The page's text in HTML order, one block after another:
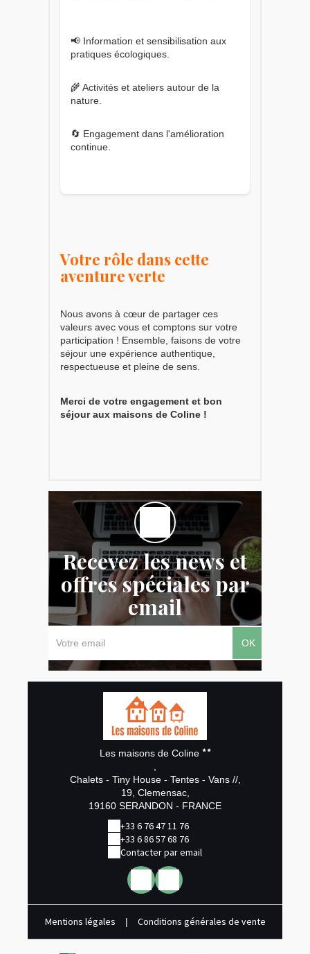
📢 Information et sensibilisation aux
pratiques écologiques.
🌾 Activités et ateliers autour de la
nature.
🔄 Engagement dans l'amélioration
continue.
Votre rôle dans cette
aventure verte
Nous avons à cœur de partager ces
valeurs avec vous et comptons sur votre
participation ! Ensemble, faisons de votre
séjour une expérience authentique,
respectueuse et pleine de sens.
Merci de votre engagement et bon
séjour aux maisons de Coline !
Recevez les news et
offres spéciales par
email
OK
Les maisons de Coline
Chalets - Tiny House - Tentes - Vans //,
19, Clemensac,
19160 SERANDON - FRANCE
+33 6 76 47 11 76
+33 6 86 57 68 76
Contacter par email
Mentions légales | Conditions générales de vente